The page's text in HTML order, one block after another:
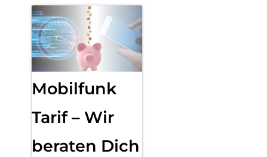
Mobilfunk
Tarif – Wir
beraten Dich